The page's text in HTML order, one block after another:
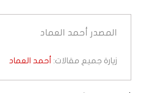
المصدر أحمد العماد
زيارة جميع مقالات: أحمد العماد